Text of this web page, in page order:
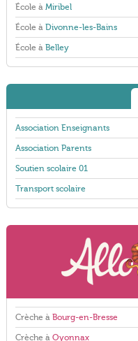
École à Miribel
École à Divonne-les-Bains
École à Belley
Association Enseignants
Association Parents
Soutien scolaire 01
Transport scolaire
Crèche à Bourg-en-Bresse
Crèche à Oyonnax